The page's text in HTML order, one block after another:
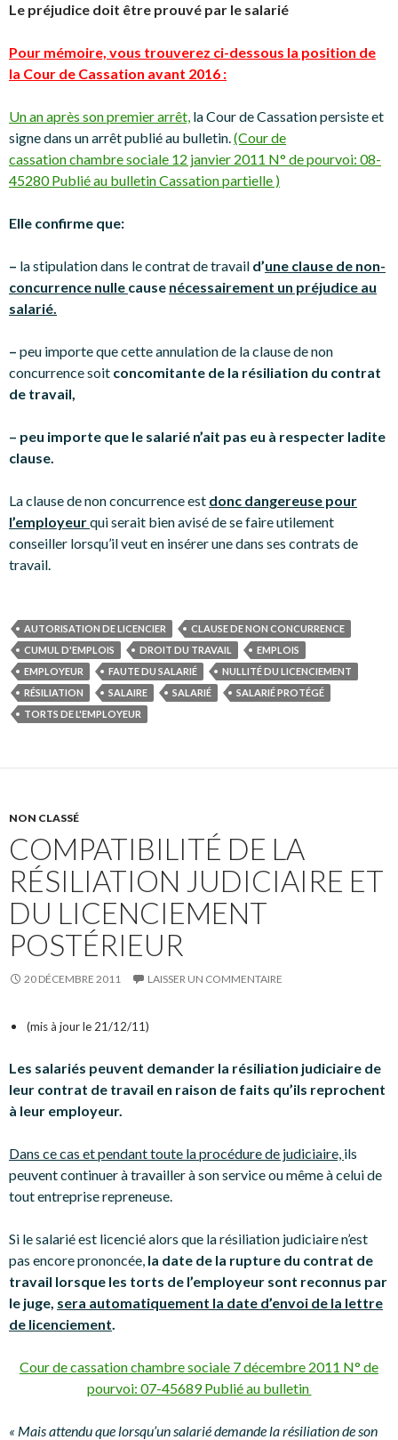
Le préjudice doit être prouvé par le salarié
Pour mémoire, vous trouverez ci-dessous la position de
la Cour de Cassation avant 2016 :
Un an après son premier arrêt, la Cour de Cassation persiste et
signe dans un arrêt publié au bulletin.(Cour de
cassation chambre sociale 12 janvier 2011 N° de pourvoi: 08-
45280 Publié au bulletin Cassation partielle )
Elle confirme que:
– la stipulation dans le contrat de travail d’une clause de non-
concurrence nulle cause nécessairement un préjudice au
salarié.
– peu importe que cette annulation de la clause de non
concurrence soit concomitante de la résiliation du contrat
de travail,
– peu importe que le salarié n’ait pas eu à respecter ladite
clause.
La clause de non concurrence est donc dangereuse pour
l’employeurqui serait bien avisé de se faire utilement
conseiller lorsqu’il veut en insérer une dans ses contrats de
travail.
AUTORISATION DE LICENCIER
CLAUSE DE NON CONCURRENCE
CUMUL D'EMPLOIS
DROIT DU TRAVAIL
EMPLOIS
EMPLOYEUR
FAUTE DU SALARIÉ
NULLITÉ DU LICENCIEMENT
RÉSILIATION
SALAIRE SALARIÉ
SALARIÉ PROTÉGÉ
TORTS DE L'EMPLOYEUR
NON CLASSÉ
COMPATIBILITÉ DE LA
RÉSILIATION JUDICIAIRE ET
DU LICENCIEMENT
POSTÉRIEUR
20 DÉCEMBRE 2011 LAISSER UN COMMENTAIRE
(mis à jour le 21/12/11)
Les salariés peuvent demander la résiliation judiciaire de
leur contrat de travail en raison de faits qu’ils reprochent
à leur employeur.
Dans ce cas et pendant toute la procédure de judiciaire, ils
peuvent continuer à travailler à son service ou même à celui de
tout entreprise repreneuse.
Si le salarié est licencié alors que la résiliation judiciaire n’est
pas encore prononcée, la date de la rupture du contrat de
travail lorsque les torts de l’employeur sont reconnus par
le juge, sera automatiquement la date d’envoi de la lettre
de licenciement.
Cour de cassation chambre sociale 7 décembre 2011 N° de
pourvoi: 07-45689 Publié au bulletin
« Mais attendu que lorsqu’un salarié demande la résiliation de son